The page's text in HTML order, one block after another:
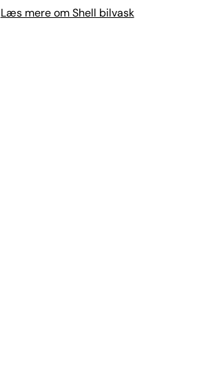
Læs mere om Shell bilvask